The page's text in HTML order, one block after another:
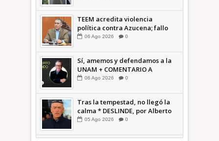
TEEM acredita violencia
política contra Azucena; fallo
confirma guerra sucia: Octavio
06 Ago 2026 0
Sí, amemos y defendamos a la
UNAM + COMENTARIO A
TIEMPO
06 Ago 2026 0
Tras la tempestad, no llegó la
calma * DESLINDE, por Alberto
Witvrun OPINIÓN
05 Ago 2026 0